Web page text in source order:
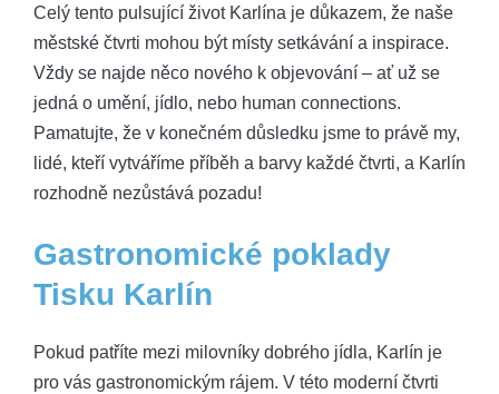
Celý tento pulsující život Karlína je důkazem, že naše
městské čtvrti mohou být místy setkávání a inspirace.
Vždy se najde něco nového k objevování – ať už se
jedná o umění, jídlo, nebo human connections.
Pamatujte, že v konečném důsledku jsme to právě my,
lidé, kteří vytváříme příběh a barvy každé čtvrti, a Karlín
rozhodně nezůstává pozadu!
Gastronomické poklady
Tisku Karlín
Pokud patříte mezi milovníky dobrého jídla, Karlín je
pro vás gastronomickým rájem. V této moderní čtvrti